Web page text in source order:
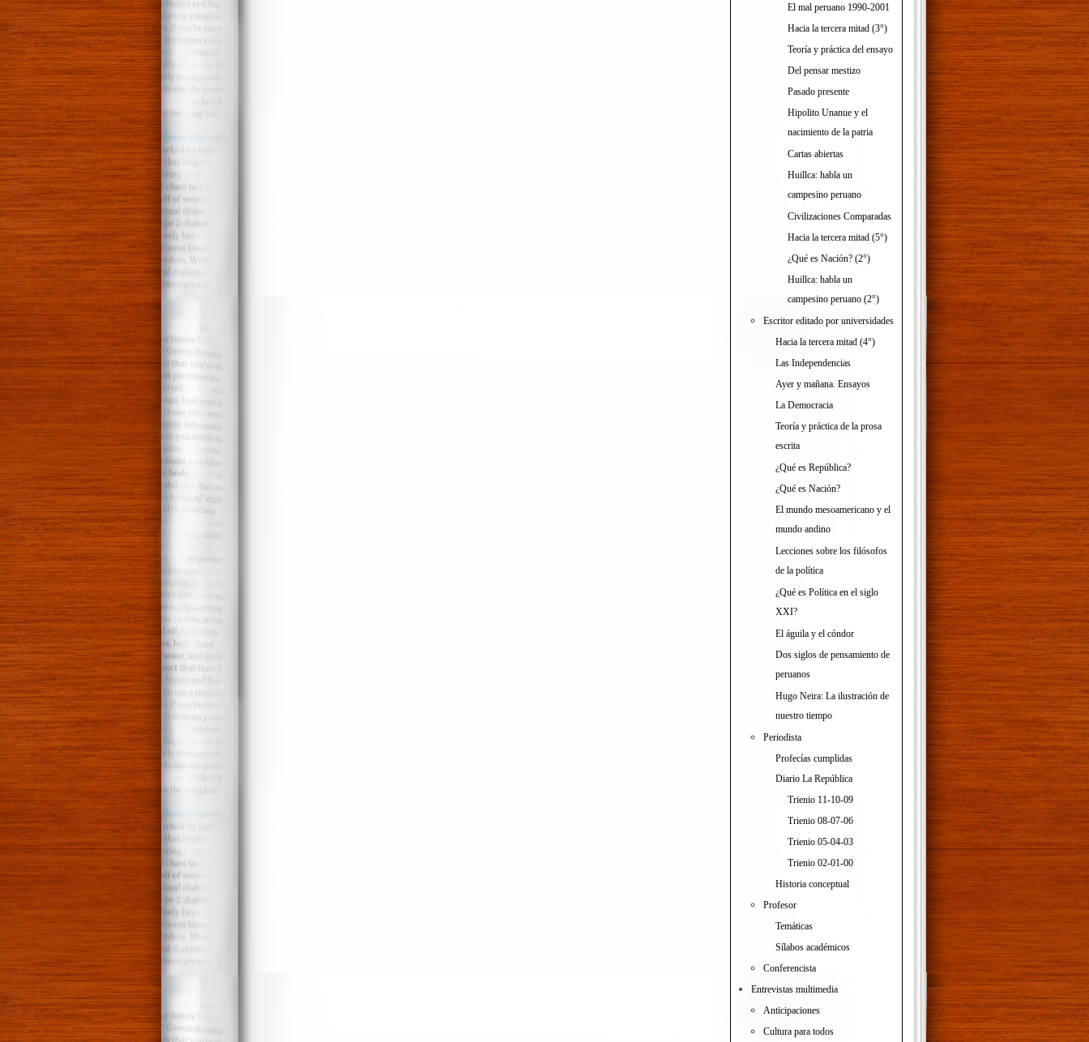
El mal peruano 1990-2001
Hacia la tercera mitad (3°)
Teoría y práctica del ensayo
Del pensar mestizo
Pasado presente
Hipolito Unanue y el
nacimiento de la patria
Cartas abiertas
Huillca: habla un
campesino peruano
Civilizaciones Comparadas
Hacia la tercera mitad (5°)
¿Qué es Nación? (2°)
Huillca: habla un
campesino peruano (2°)
Escritor editado por universidades
Hacia la tercera mitad (4°)
Las Independencias
Ayer y mañana. Ensayos
La Democracia
Teoría y práctica de la prosa
escrita
¿Qué es República?
¿Qué es Nación?
El mundo mesoamericano y el
mundo andino
Lecciones sobre los filósofos
de la política
¿Qué es Política en el siglo
XXI?
El águila y el cóndor
Dos siglos de pensamiento de
peruanos
Hugo Neira: La ilustración de
nuestro tiempo
Periodista
Profecías cumplidas
Diario La República
Trienio 11-10-09
Trienio 08-07-06
Trienio 05-04-03
Trienio 02-01-00
Historia conceptual
Profesor
Temáticas
Sílabos académicos
Conferencista
Entrevistas multimedia
Anticipaciones
Cultura para todos